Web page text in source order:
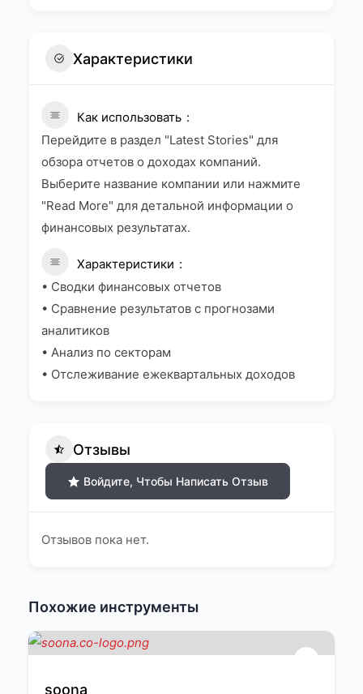
Характеристики
Как использовать
Перейдите в раздел "Latest Stories" для
обзора отчетов о доходах компаний.
Выберите название компании или нажмите
"Read More" для детальной информации о
финансовых результатах.
Характеристики
• Сводки финансовых отчетов
• Сравнение результатов с прогнозами
аналитиков
• Анализ по секторам
• Отслеживание ежеквартальных доходов
Отзывы
Войдите, Чтобы Написать Отзыв
Отзывов пока нет.
Похожие инструменты
soona